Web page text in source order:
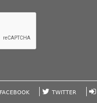
FACEBOOK
TWITTER